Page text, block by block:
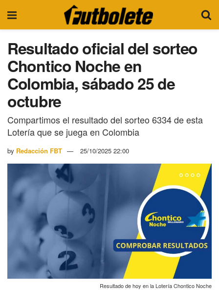
Resultado oficial del sorteo
Chontico Noche en
Colombia, sábado 25 de
octubre
Compartimos el resultado del sorteo 6334 de esta
Lotería que se juega en Colombia
by Redacción FBT 25/10/2025 22:00
Resultado de hoy en la Lotería Chontico Noche